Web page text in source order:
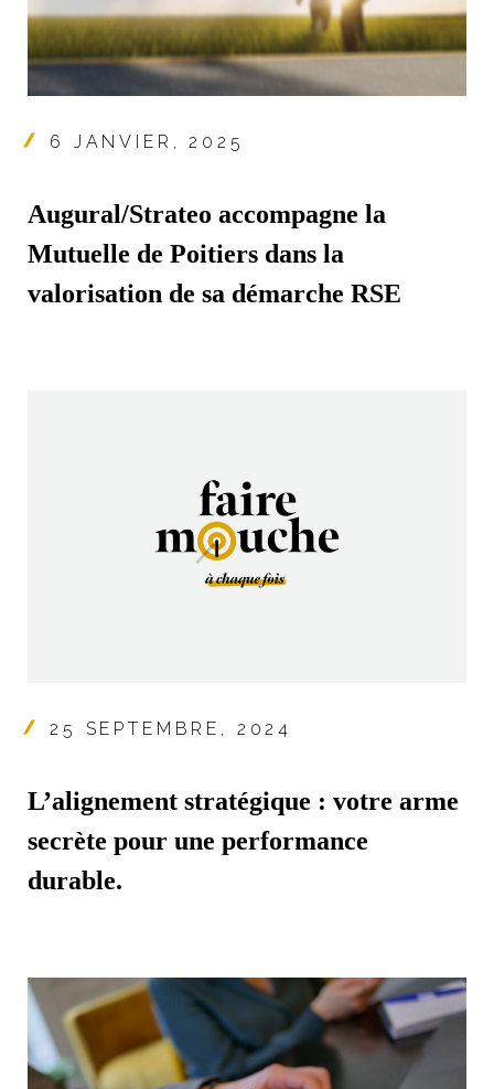
6 JANVIER, 2025
Augural/Strateo accompagne la
Mutuelle de Poitiers dans la
valorisation de sa démarche RSE
25 SEPTEMBRE, 2024
L’alignement stratégique : votre arme
secrète pour une performance
durable.